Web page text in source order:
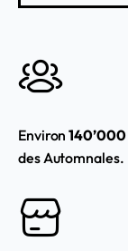
Environ140’000
des Automnales.